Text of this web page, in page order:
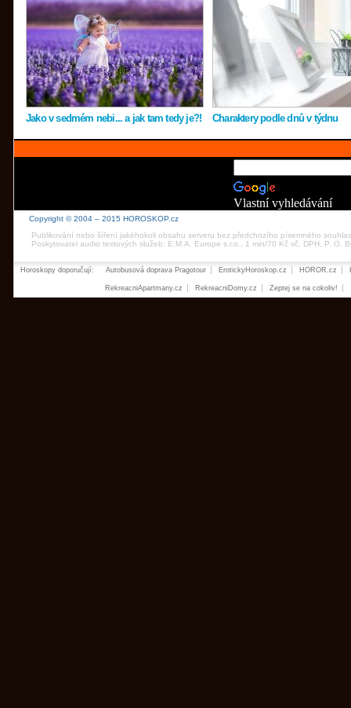
Jako v sedmém nebi... a jak tam tedy je?! Charaktery podle dnů v týdnu
Vlastní vyhledávání
Copyright © 2004 – 2015 HOROSKOP.cz
Publikování nebo šíření jakéhokoli obsahu serveru bez předchozího písemného
Poskytovatel audio textových služeb: E.M.A. Europe s.r.o., 1 min/70 Kč vč. DPH, P. O.
Horoskopy doporučují: Autobusová doprava Pragotour ErotickyHoroskop.cz HOROR.cz
RekreacniApartmany.cz RekreacniDomy.cz Zeptej se na cokoliv!